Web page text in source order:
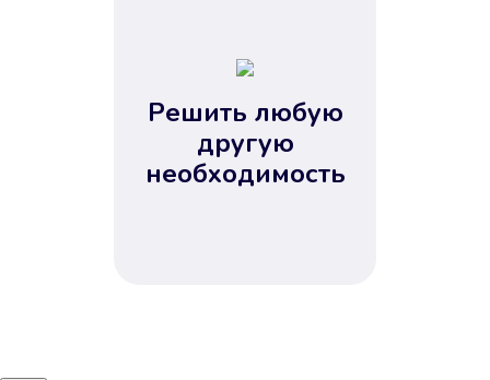
Решить любую
другую
необходимость